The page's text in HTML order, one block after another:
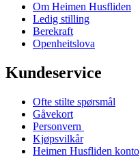
Om Heimen Husfliden
Ledig stilling
Berekraft
Openheitslova
Kundeservice
Ofte stilte spørsmål
Gåvekort
Personvern
Kjøpsvilkår
Heimen Husfliden konto